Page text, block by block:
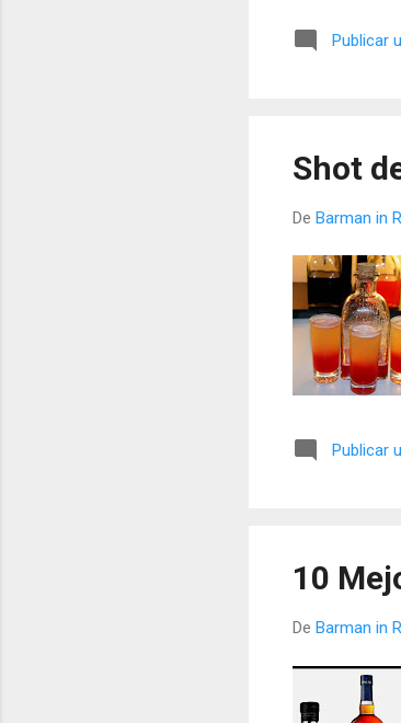
Publicar
Shot
De Barman in
Publicar
10
De Barman in